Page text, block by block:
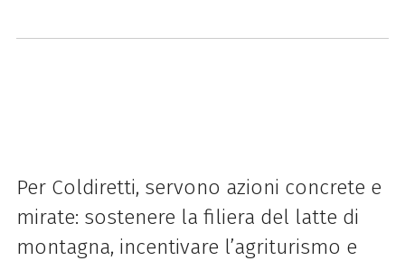
Per Coldiretti, servono azioni concrete e
mirate: sostenere la filiera del latte di
montagna, incentivare l’agriturismo e